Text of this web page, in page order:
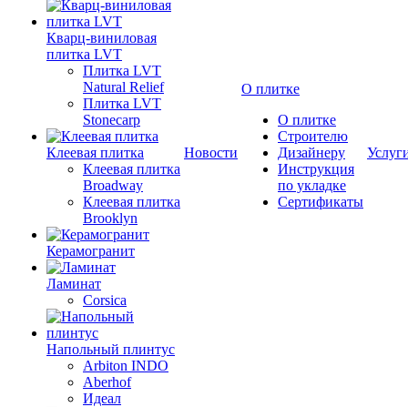
Кварц-виниловая
плитка LVT
Плитка LVT
Natural Relief
Плитка LVT
Stonecarp
Клеевая плитка
Клеевая плитка
Broadway
Клеевая плитка
Brooklyn
Керамогранит
Ламинат
Corsica
Напольный плинтус
Arbiton INDO
Aberhof
Идеал
Новости
О плитке
О плитке
Строителю
Дизайнеру
Инструкция
по укладке
Сертификаты